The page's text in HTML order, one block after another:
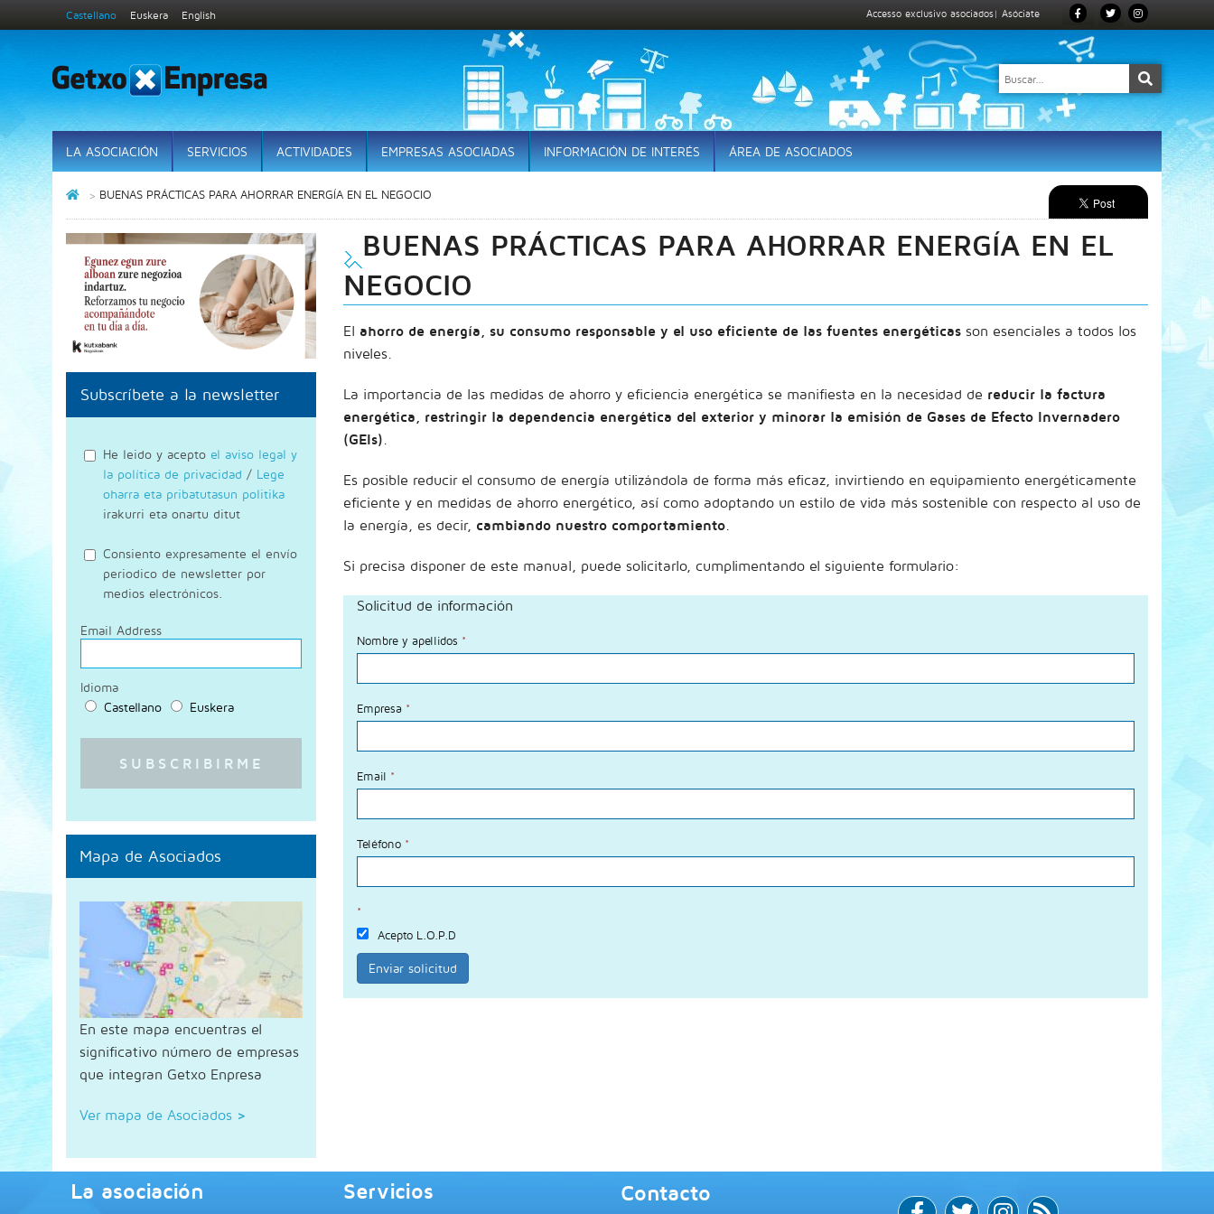
Castellano Euskera English Accesso exclusivo asociados| Asóciate
LA ASOCIACIÓN SERVICIOS ACTIVIDADES EMPRESAS ASOCIADAS INFORMACIÓN DE INTERÉS ÁREA DE ASOCIADOS
BUENAS PRÁCTICAS PARA AHORRAR ENERGÍA EN EL NEGOCIO
BUENAS PRÁCTICAS PARA AHORRAR ENERGÍA EN EL
NEGOCIO
El ahorro de energía, su consumo responsable y el uso eficiente de las fuentes energéticas son esenciales a todos los
niveles.
La importancia de las medidas de ahorro y eficiencia energética se manifiesta en la necesidad de reducir la factura
energética, restringir la dependencia energética del exterior y minorar la emisión de Gases de Efecto Invernadero
(GEIs)
Es posible reducir el consumo de energía utilizándola de forma más eficaz, invirtiendo en equipamiento energéticamente
eficiente y en medidas de ahorro energético, así como adoptando un estilo de vida más sostenible con respecto al uso de
la energía, es decir, cambiando nuestro comportamiento
Si precisa disponer de este manual, puede solicitarlo, cumplimentando el siguiente formulario:
Solicitud de información
Nombre y apellidos *
Empresa *
Email *
Teléfono *
*
Acepto L.O.P.D
Enviar solicitud
Subscríbete a la newsletter
He leido y acepto el aviso legal y
la política de privacidad / Lege
oharra eta pribatutasun politika
irakurri eta onartu ditut
Consiento expresamente el envío
periodico de newsletter por
medios electrónicos.
Email Address
Idioma
Castellano
Euskera
Mapa de Asociados
En este mapa encuentras el
significativo número de empresas
que integran Getxo Enpresa
Ver mapa de Asociados >
La asociación Servicios Contacto